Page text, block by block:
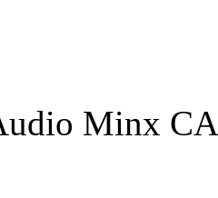
Minx